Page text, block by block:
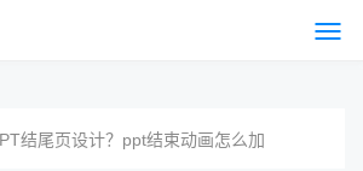
结尾页设计？ppt结束动画怎么加